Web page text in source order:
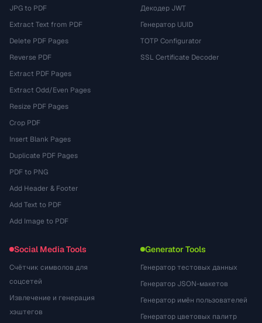
JPG to PDF
Extract Text from PDF
Delete PDF Pages
Reverse PDF
Extract PDF Pages
Extract Odd/Even Pages
Resize PDF Pages
Crop PDF
Insert Blank Pages
Duplicate PDF Pages
PDF to PNG
Add Header & Footer
Add Text to PDF
Add Image to PDF
Декодер JWT
Генератор UUID
TOTP Configurator
SSL Certificate Decoder
Social Media Tools
Счётчик символов для
соцсетей
Извлечение и генерация
хэштегов
Generator Tools
Генератор тестовых данных
Генератор JSON-макетов
Генератор имён пользователей
Генератор цветовых палитр